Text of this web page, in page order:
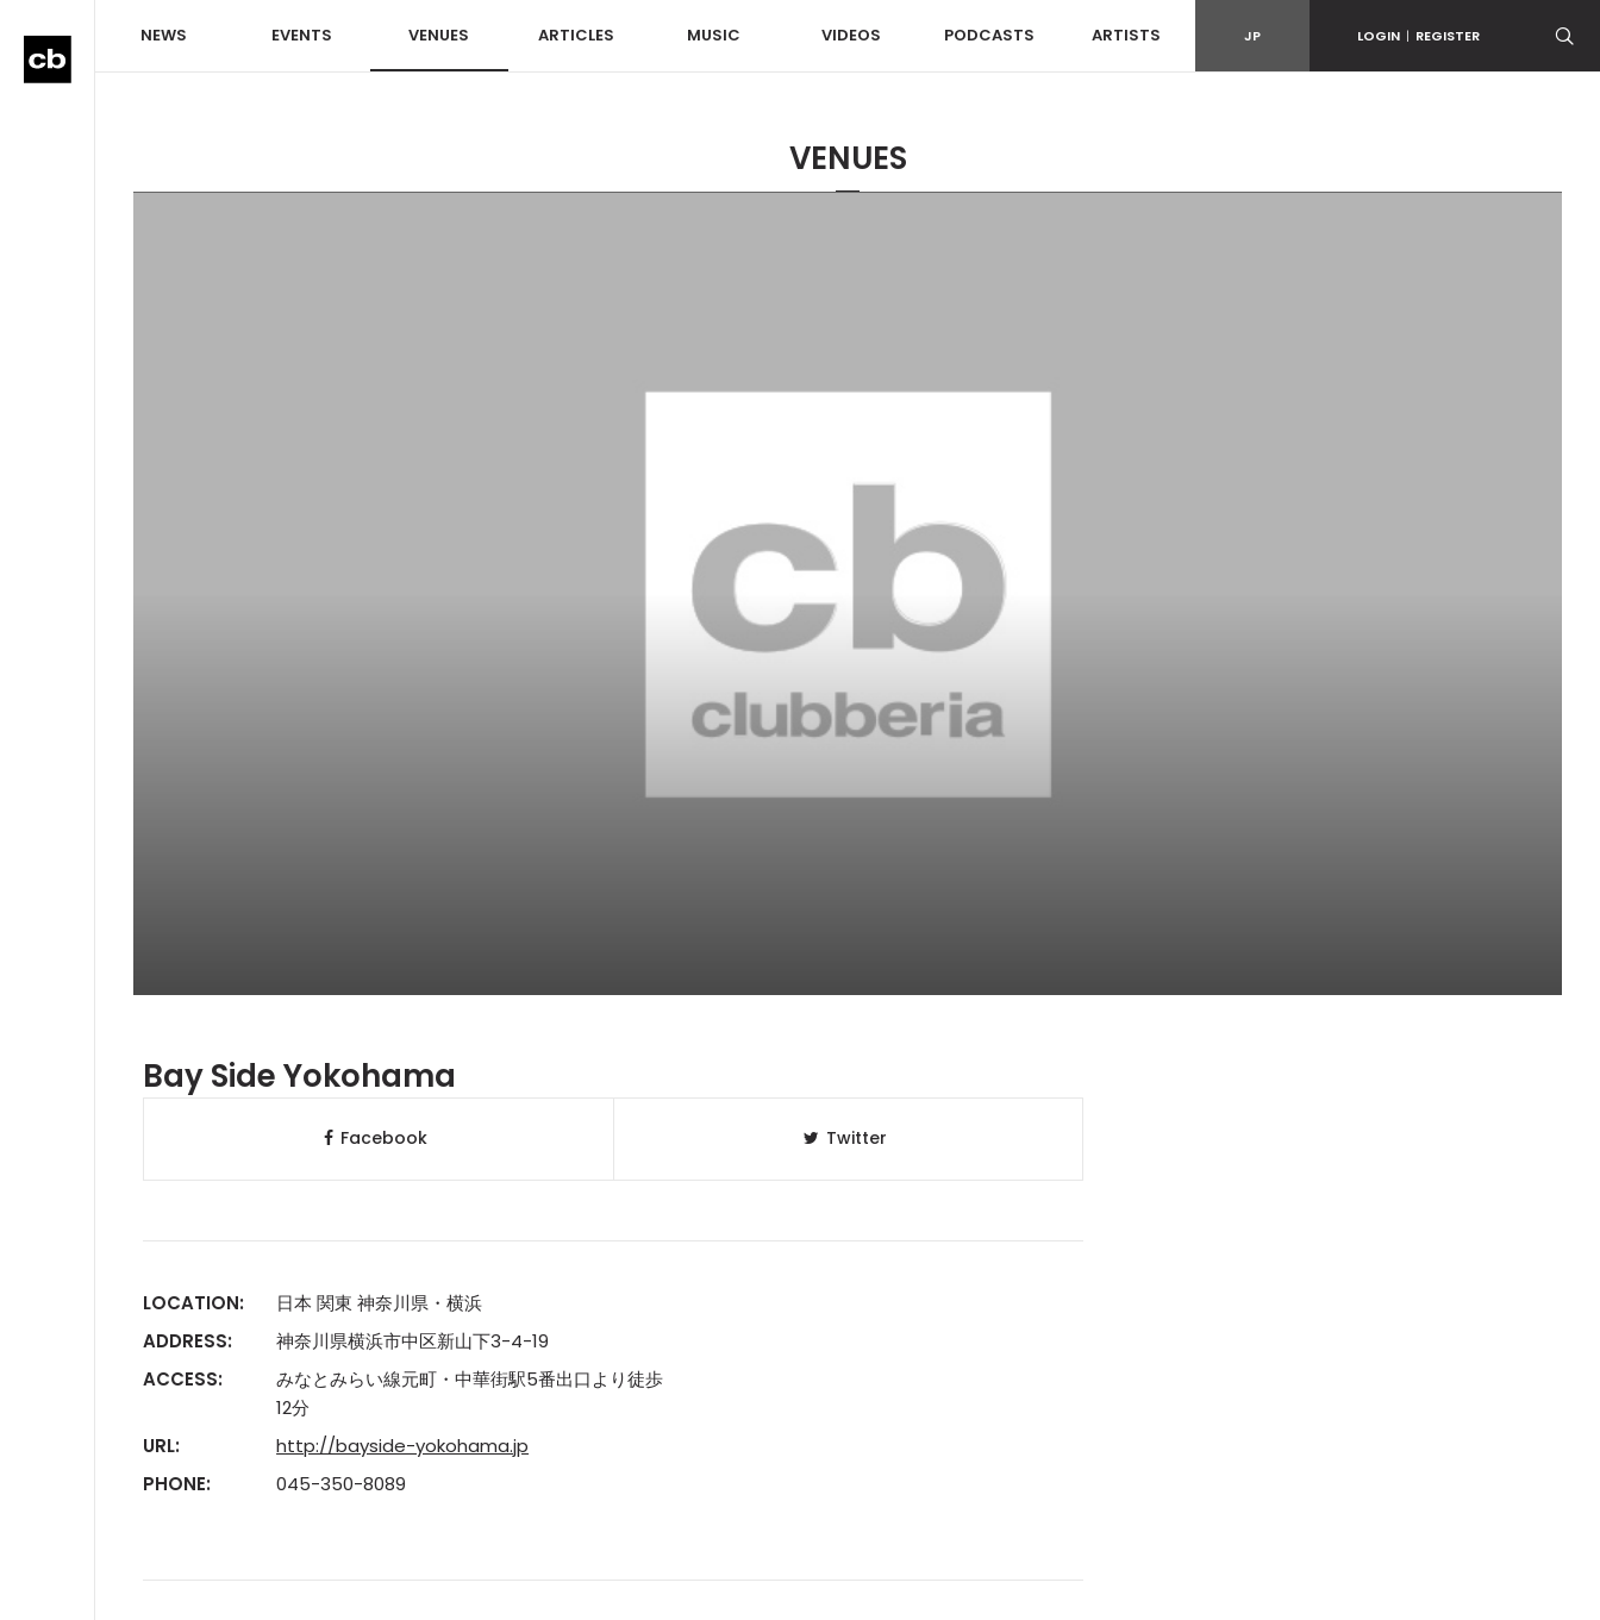
NEWS EVENTS VENUES ARTICLES MUSIC VIDEOS PODCASTS ARTISTS JP LOGIN | REGISTER
VENUES
Bay Side Yokohama
Facebook Twitter
LOCATION:
日本 関東 神奈川県・横浜
ADDRESS:
神奈川県横浜市中区新山下3-4-19
ACCESS:
みなとみらい線元町・中華街駅5番出口より徒歩
12分
URL:
http://bayside-yokohama.jp
PHONE:
045-350-8089